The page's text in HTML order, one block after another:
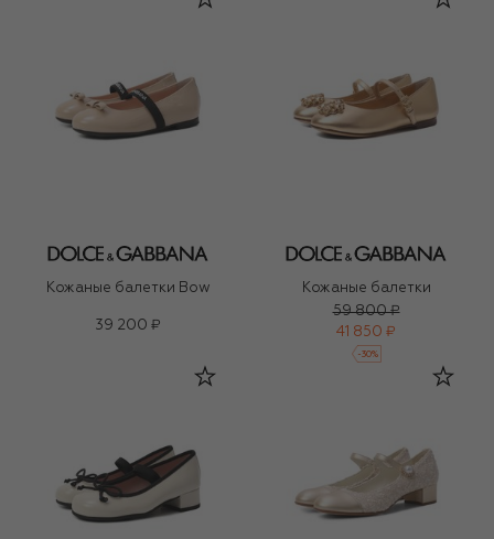
Кожаные балетки Bow
39 200 ₽
Кожаные балетки
59 800 ₽
41 850 ₽
-30%